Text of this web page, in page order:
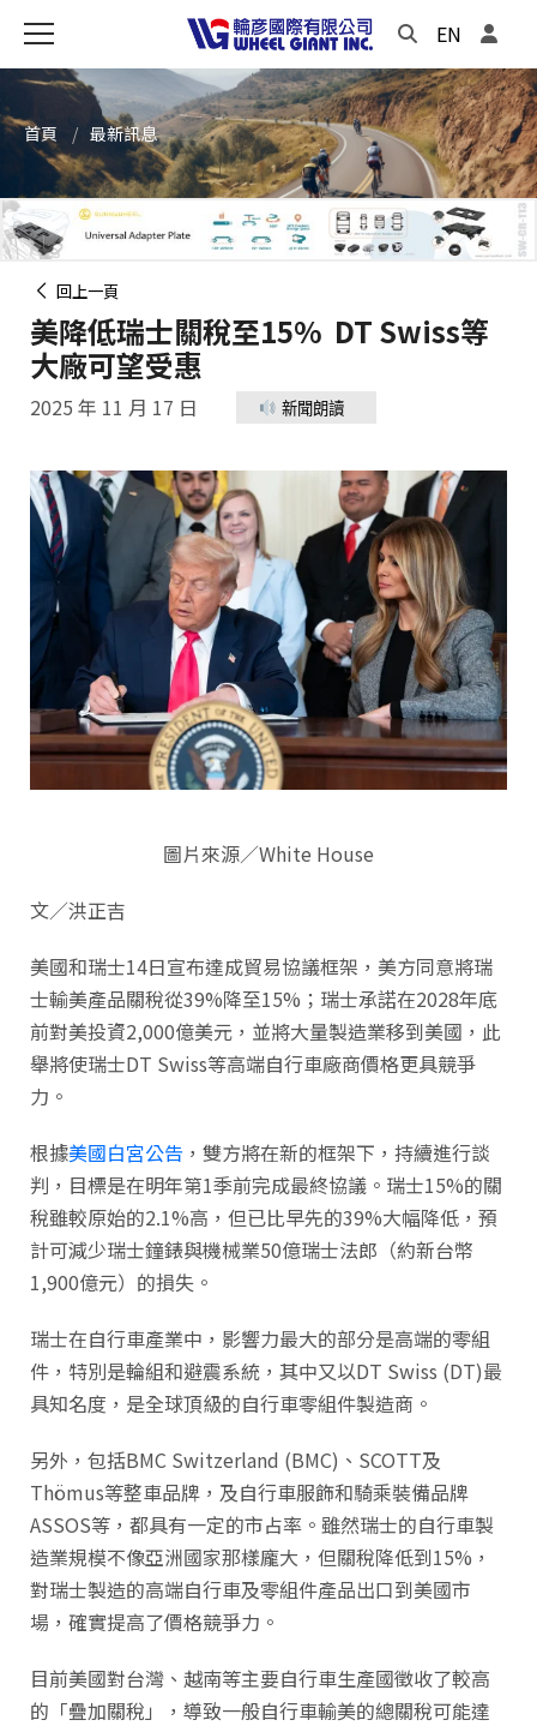
EN
首頁 最新訊息
回上一頁
美降低瑞士關稅至15% DT Swiss等
大廠可望受惠
2025 年 11 月 17 日 新聞朗讀
圖片來源／White House
文／洪正吉
美國和瑞士14日宣布達成貿易協議框架，美方同意將瑞
士輸美產品關稅從39%降至15%；瑞士承諾在2028年底
前對美投資2,000億美元，並將大量製造業移到美國，此
舉將使瑞士DT Swiss等高端自行車廠商價格更具競爭
力。
根據美國白宮公告 ，雙方將在新的框架下，持續進行談
判，目標是在明年第1季前完成最終協議。瑞士15%的關
稅雖較原始的2.1%高，但已比早先的39%大幅降低，預
計可減少瑞士鐘錶與機械業50億瑞士法郎（約新台幣
1,900億元）的損失。
瑞士在自行車產業中，影響力最大的部分是高端的零組
件，特別是輪組和避震系統，其中又以DT Swiss (DT)最
具知名度，是全球頂級的自行車零組件製造商。
另外，包括BMC Switzerland (BMC)、SCOTT及
Thömus等整車品牌，及自行車服飾和騎乘裝備品牌
ASSOS等，都具有一定的市占率。雖然瑞士的自行車製
造業規模不像亞洲國家那樣龐大，但關稅降低到15%，
對瑞士製造的高端自行車及零組件產品出口到美國市
場，確實提高了價格競爭力。
目前美國對台灣、越南等主要自行車生產國徵收了較高
的「疊加關稅」，導致一般自行車輸美的總關稅可能達